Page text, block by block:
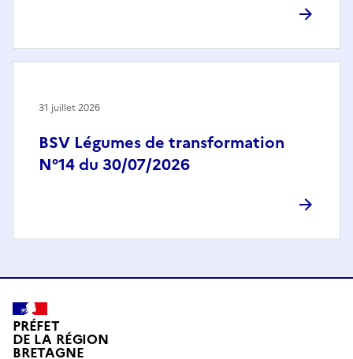
BSV Légumes de transformation
N°14 du 30/07/2026
31 juillet 2026
PRÉFET
DE LA RÉGION
BRETAGNE